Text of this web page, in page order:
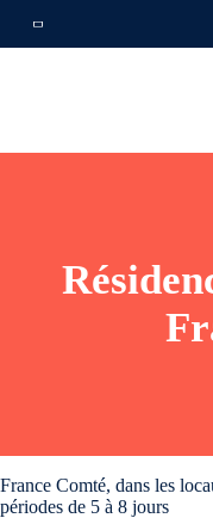
France Comté, dans les
périodes de 5 à 8 jours